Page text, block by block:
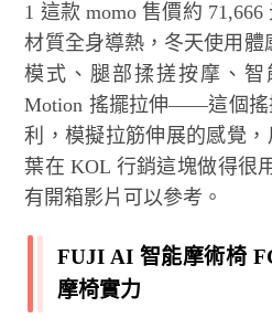
1 這款 momo 售價約
材質全身導熱，冬天使用體
模式、腿部揉搓按摩、
Motion 搖擺拉伸——這個搖
利，模擬拉筋伸展的感覺
葉在 KOL 行銷這塊做得很
有開箱影片可以參考。
FUJI AI 智能摩術椅
摩椅實力